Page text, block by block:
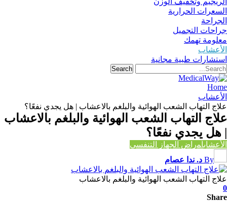
السعرات الحرارية
الجراحة
جراحات التجميل
معلومة تهمك
الأعشاب
استشارات طبية مجانية
Home
الأعشاب
علاج التهاب الشعب الهوائية والبلغم بالاعشاب | هل يجدي نفعًا؟
علاج التهاب الشعب الهوائية والبلغم بالاعشاب
| هل يجدي نفعًا؟
الأعشابأﻤراض اﻟﺠﻬﺎز اﻟﺘﻨﻔﺴﻲ
By د. ندا عصام
علاج التهاب الشعب الهوائية والبلغم بالاعشاب
0
Share